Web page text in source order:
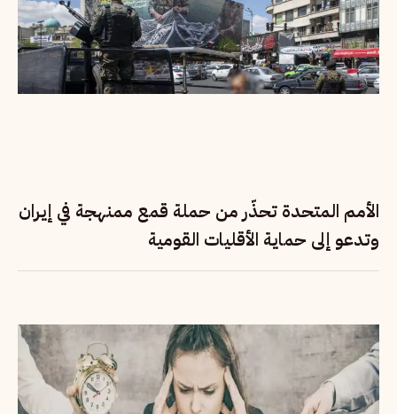
الأمم المتحدة تحذّر من حملة قمع ممنهجة في إيران
وتدعو إلى حماية الأقليات القومية